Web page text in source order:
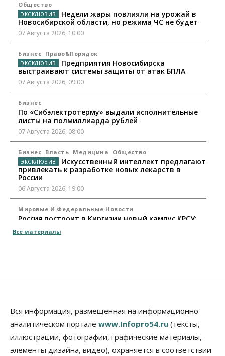
Общество
Недели жары повлияли на урожай в
Новосибирской области, но режима ЧС не будет
07 Августа 2026, 10:00
Бизнес Право&Порядок
Предприятия Новосибирска
выстраивают системы защиты от атак БПЛА
07 Августа 2026, 09:00
Бизнес
По «Сибэлектротерму» выдали исполнительные
листы на полмиллиарда рублей
07 Августа 2026, 08:00
Бизнес Власть Медицина Общество
Искусственный интеллект предлагают
привлекать к разработке новых лекарств в
России
06 Августа 2026, 19:00
Мировые И Федеральные Новости
Россия построит в Киргизии новый кампус КРСУ:
рублей
Бизнес Власть Недвижимость
Застройщики продавливают компромиссы по
площади участков для КРТ в Новосибирске
06 Августа 2026, 17:30
Все материалы
Вся информация, размещенная на информационно-
аналитическом портале www.Infopro54.ru (тексты,
иллюстрации, фотографии, графические материалы,
элементы дизайна, видео), охраняется в соответствии